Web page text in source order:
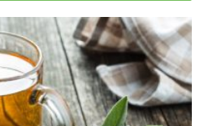
as a potential mediator;
Health (veröffentlicht
Aging & Mental Health
Zhang, Wei Wang, Danli
et al.: Associations of